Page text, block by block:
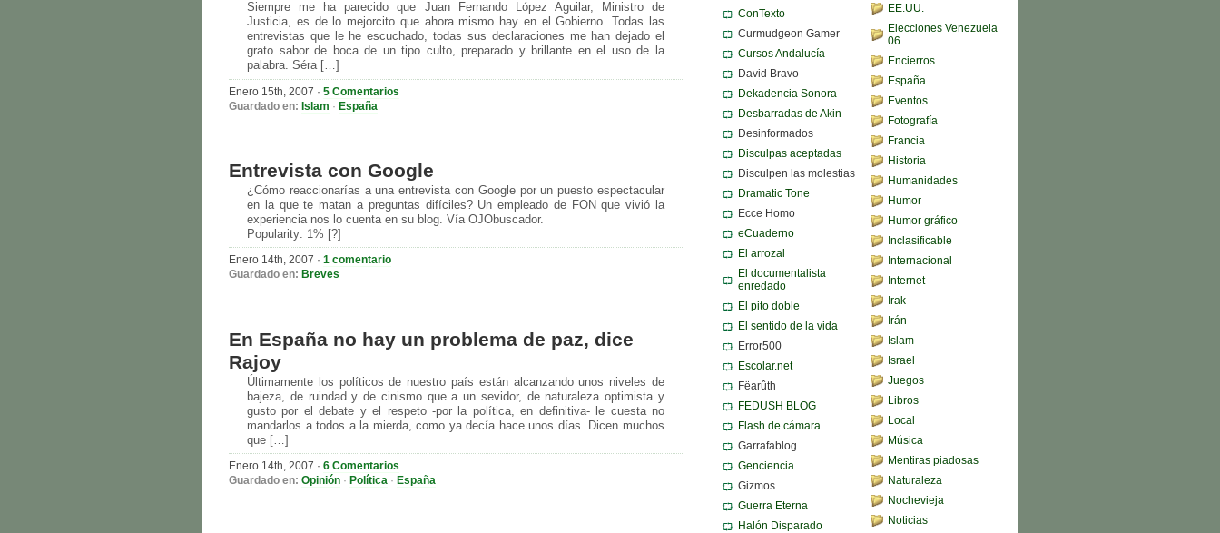
Siempre me ha parecido que Juan Fernando López Aguilar, Ministro de
Justicia, es de lo mejorcito que ahora mismo hay en el Gobierno. Todas las
entrevistas que le he escuchado, todas sus declaraciones me han dejado el
grato sabor de boca de un tipo culto, preparado y brillante en el uso de la
palabra. Séra […]
Enero 15th, 2007 · 5 Comentarios
Guardado en: Islam · España
Entrevista con Google
¿Cómo reaccionarías a una entrevista con Google por un puesto espectacular
en la que te matan a preguntas difíciles? Un empleado de FON que vivió la
experiencia nos lo cuenta en su blog. Vía OJObuscador.
Popularity: 1% [?]
Enero 14th, 2007 · 1 comentario
Guardado en: Breves
En España no hay un problema de paz, dice
Rajoy
Últimamente los políticos de nuestro país están alcanzando unos niveles de
bajeza, de ruindad y de cinismo que a un sevidor, de naturaleza optimista y
gusto por el debate y el respeto -por la política, en definitiva- le cuesta no
mandarlos a todos a la mierda, como ya decía hace unos días. Dicen muchos
que […]
Enero 14th, 2007 · 6 Comentarios
Guardado en: Opinión · Política · España
ConTexto
Curmudgeon Gamer
Cursos Andalucía
David Bravo
Dekadencia Sonora
Desbarradas de Akin
Desinformados
Disculpas aceptadas
Disculpen las molestias
Dramatic Tone
Ecce Homo
eCuaderno
El arrozal
El documentalista
enredado
El pito doble
El sentido de la vida
Error500
Escolar.net
Fëarûth
FEDUSH BLOG
Flash de cámara
Garrafablog
Genciencia
Gizmos
Guerra Eterna
Halón Disparado
EE.UU.
Elecciones Venezuela
06
Encierros
España
Eventos
Fotografía
Francia
Historia
Humanidades
Humor
Humor gráfico
Inclasificable
Internacional
Internet
Irak
Irán
Islam
Israel
Juegos
Libros
Local
Música
Mentiras piadosas
Naturaleza
Nochevieja
Noticias